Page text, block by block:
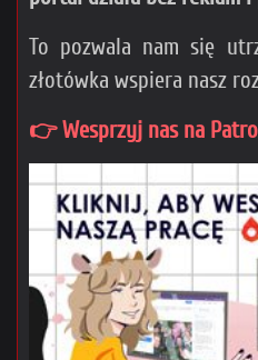
To pozwala nam się
złotówka wspiera nasz
👉 Wesprzyj nas na